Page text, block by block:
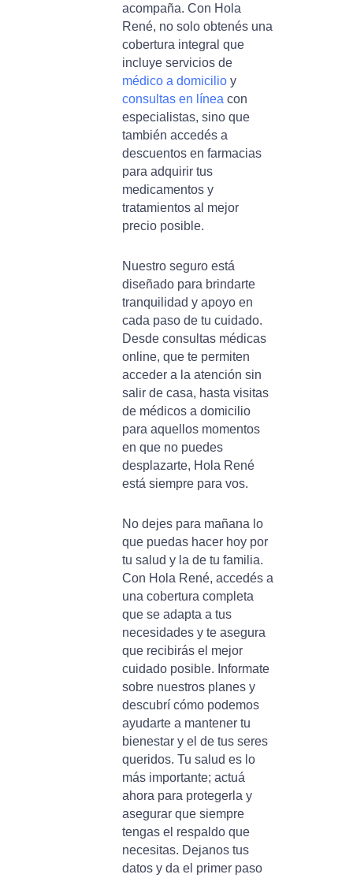
acompaña. Con Hola
René, no solo obtenés una
cobertura integral que
incluye servicios de
médico a domicilio y
consultas en línea con
especialistas, sino que
también accedés a
descuentos en farmacias
para adquirir tus
medicamentos y
tratamientos al mejor
precio posible.
Nuestro seguro está
diseñado para brindarte
tranquilidad y apoyo en
cada paso de tu cuidado.
Desde consultas médicas
online, que te permiten
acceder a la atención sin
salir de casa, hasta visitas
de médicos a domicilio
para aquellos momentos
en que no puedes
desplazarte, Hola René
está siempre para vos.
No dejes para mañana lo
que puedas hacer hoy por
tu salud y la de tu familia.
Con Hola René, accedés a
una cobertura completa
que se adapta a tus
necesidades y te asegura
que recibirás el mejor
cuidado posible. Informate
sobre nuestros planes y
descubrí cómo podemos
ayudarte a mantener tu
bienestar y el de tus seres
queridos. Tu salud es lo
más importante; actuá
ahora para protegerla y
asegurar que siempre
tengas el respaldo que
necesitas. Dejanos tus
datos y da el primer paso